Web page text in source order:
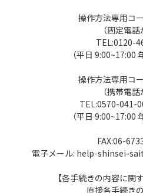
３ 利用者ＩＤ・パスワ
行う場合は、利用者たる
い利用者登録を行うこと
パスワード、氏名、住所
項を本システム上で登録
（２）住所、氏名、メー
があった場合は変更手続
操作方法専用コ
（固定電話
TEL:0120-
（平日 9:00~17:00
操作方法専用コ
（携帯電話
TEL:0570-041-
（平日 9:00~17:00
FAX:06-
電子メール: help-shinsei-
【各手続きの内容に関
直接各手続き